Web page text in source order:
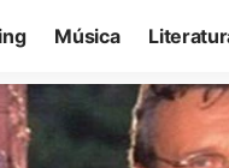
Música